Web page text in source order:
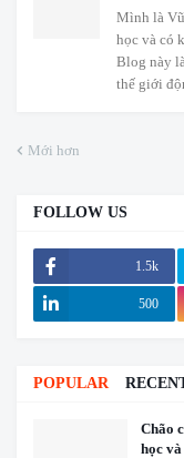
Mình là
học và có
Blog này
thế giới
Mới hơn
FOLLOW US
1.5k
500
POPULAR
Chão
học